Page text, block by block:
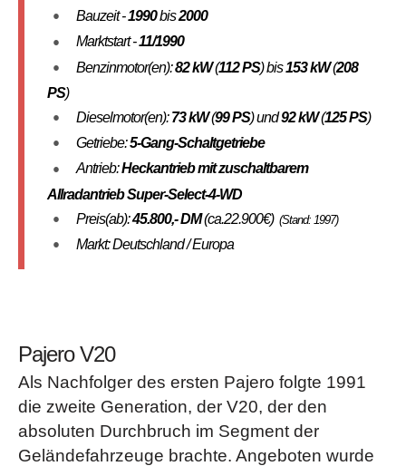
Bauzeit -1990bis2000
Marktstart -11/1990
Benzinmotor(en):82 kW(112 PS) bis153 kW(208
PS)
Dieselmotor(en):73 kW(99 PS) und92 kW(125 PS)
Getriebe:5-Gang-Schaltgetriebe
Antrieb:Heckantrieb mit zuschaltbarem
Allradantrieb Super-Select-4-WD
Preis(ab):45.800,- DM(ca.22.900€) (Stand: 1997)
Markt: Deutschland / Europa
Pajero V20
Als Nachfolger des ersten Pajero folgte 1991
die zweite Generation, der V20, der den
absoluten Durchbruch im Segment der
Geländefahrzeuge brachte. Angeboten wurde